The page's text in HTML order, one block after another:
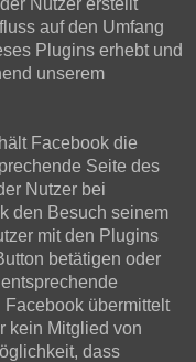
auf den Umfang
Plugins erhebt und
unserem
Facebook die
Seite des
Nutzer bei
den Besuch seinem
mit den Plugins
betätigen oder
Facebook übermittelt
kein Mitglied von
dass